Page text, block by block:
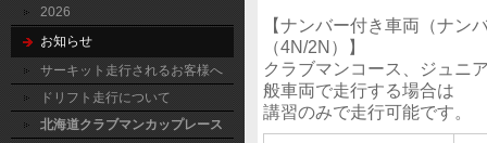
2026
お知らせ
サーキット走行されるお客様へ
ドリフト走行について
北海道クラブマンカップレース
【ナンバー付き車両（ナン
（4N/2N）】
クラブマンコース、ジュニ
般車両で走行する場合は
講習のみで走行可能です。